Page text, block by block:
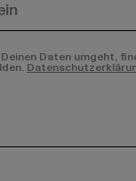
Daten umgeht,